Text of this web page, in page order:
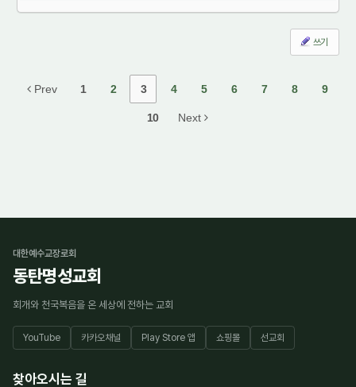
쓰기
Prev 1 2 3 4 5 6 7 8 9
10 Next
대한예수교장로회
동탄명성교회
회개와 천국복음을 온 세상에 전하는 교회
YouTube 카카오채널 Play Store 앱 쇼핑몰 선교회
찾아오시는 길